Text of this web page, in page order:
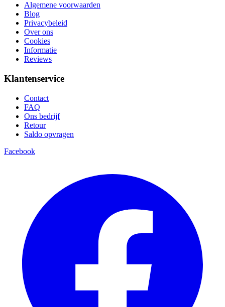
Algemene voorwaarden
Blog
Privacybeleid
Over ons
Cookies
Informatie
Reviews
Klantenservice
Contact
FAQ
Ons bedrijf
Retour
Saldo opvragen
Facebook